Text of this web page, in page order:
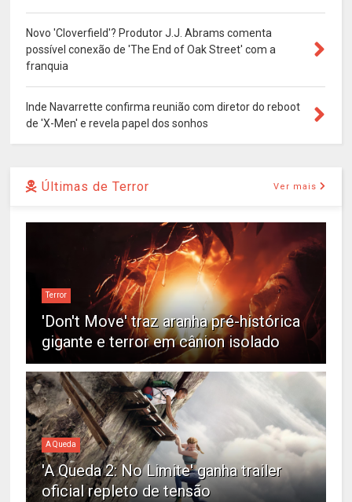
Novo 'Cloverfield'? Produtor J.J. Abrams comenta
possível conexão de 'The End of Oak Street' com a
franquia
Inde Navarrette confirma reunião com diretor do reboot
de 'X-Men' e revela papel dos sonhos
Últimas de Terror Ver mais
Terror
'Don't Move' traz aranha pré-histórica
gigante e terror em cânion isolado
A Queda
'A Queda 2: No Limite' ganha trailer
oficial repleto de tensão